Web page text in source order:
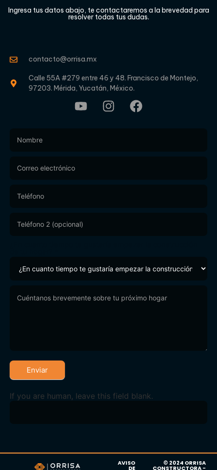
Ingresa tus datos abajo, te contactaremos a la brevedad para
resolver todas tus dudas.
contacto@orrisa.mx
Calle 55A #279 entre 46 y 48. Francisco de Montejo,
97203. Mérida, Yucatán, México.
Form
Enviar
If you are human, leave this field blank.
AVISO
DE
© 2024 ORRISA
CONSTRUCTORA -